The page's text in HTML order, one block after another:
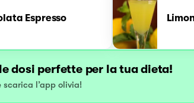
Espresso
dosi perfette per la tua dieta!
l’app olivia!